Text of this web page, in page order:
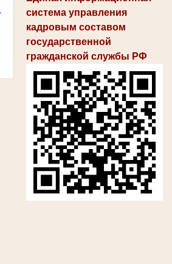
система управления
кадровым составом
государственной
гражданской службы РФ